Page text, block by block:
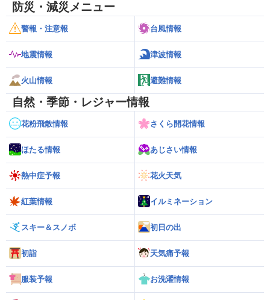
防災・減災メニュー
警報・注意報 台風情報
地震情報 津波情報
火山情報 避難情報
自然・季節・レジャー情報
花粉飛散情報 さくら開花情報
ほたる情報 あじさい情報
熱中症予報 花火天気
紅葉情報 イルミネーション
スキー＆スノボ 初日の出
初詣 天気痛予報
服装予報 お洗濯情報